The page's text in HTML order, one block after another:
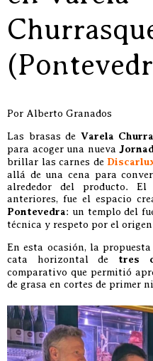
Por Alberto Granados
Las brasas de Varela
para acoger una nueva
brillar las carnes de
allá de una cena para
alrededor del producto. El
anteriores, fue el espacio
Pontevedra: un templo del
técnica y respeto por el
En esta ocasión, la
cata horizontal de tres
comparativo que permitió
de grasa en cortes de primer